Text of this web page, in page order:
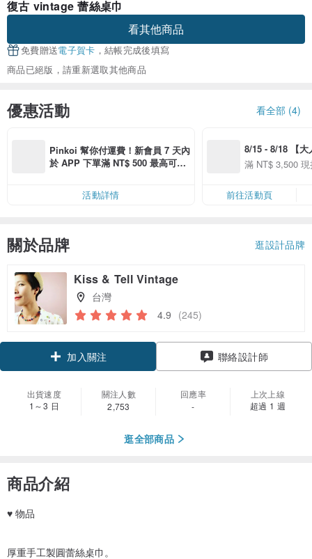
復古 vintage 蕾絲桌巾
看其他商品
免費贈送電子賀卡 ，結帳完成後填寫
商品已絕版，請重新選取其他商品
優惠活動 看全部 (4)
Pinkoi 幫你付運費！新會員 7 天內
於 APP 下單滿 NT$ 500 最高可折
活動詳情
8/15 - 8/18 【大
季】滿
50
滿 NT$ 3,500
前往活動頁
關於品牌 逛設計品牌
Kiss & Tell Vintage
台灣
4.9 (245)
加入關注 聯絡設計師
出貨速度
1～3 日
關注人數
2,753
回應率
-
上次上線
超過 1 週
逛全部商品
商品介紹
♥ 物品
厚重手工製圓蕾絲桌巾。